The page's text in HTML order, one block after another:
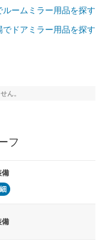
ルームミラー用品を探す
でドアミラー用品を探す
ん。
フ
備
備